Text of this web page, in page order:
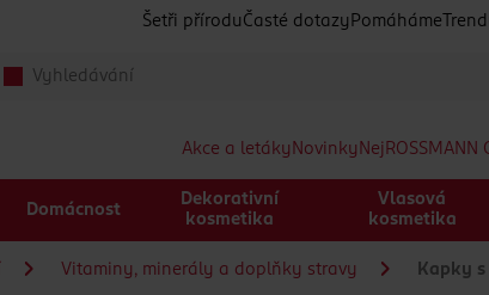
Šetři přírodu Časté dotazy Pomáháme
Akce a letáky Novinky Nej ROSSMANN
Domácnost
Dekorativní
kosmetika
Vlasová
kosmetika
Vitaminy, minerály a doplňky stravy Kapky